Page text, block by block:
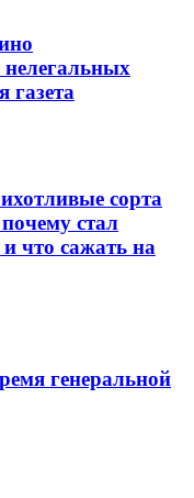
газета
сорта
стал
что сажать на
генеральной